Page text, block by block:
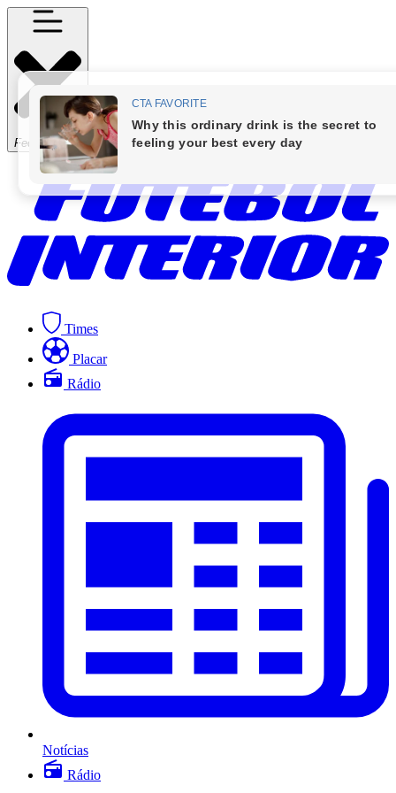
Fechar Menu
Times
Placar
Rádio
Notícias
Rádio